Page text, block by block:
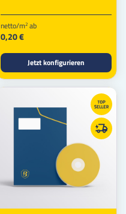
netto/m2 ab
0,20 €
Jetzt konfigurieren